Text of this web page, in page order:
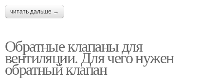
читать дальше →
Обратные клапаны для
вентиляции. Для чего нужен
обратный клапан